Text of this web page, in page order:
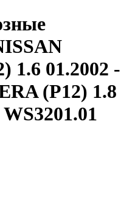
1.6 01.2002 -
(P12) 1.8